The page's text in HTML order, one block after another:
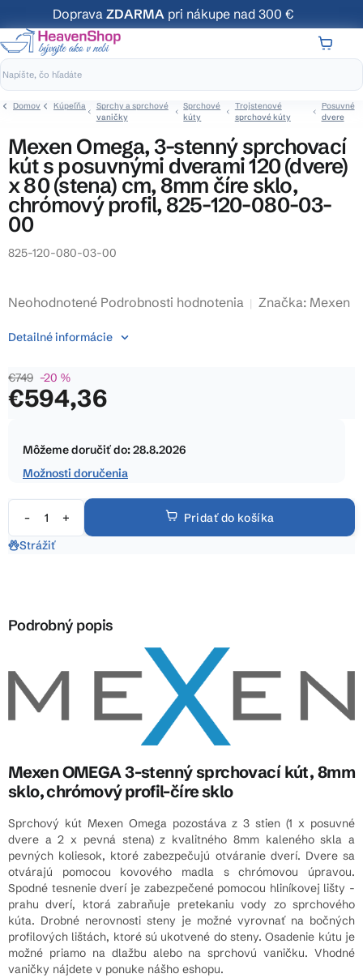
na
obsah
Doprava ZDARMA pri nákupe nad 300 €
Domov Kúpeľňa
Sprchy a sprchové
vaničky
Sprchové
kúty
Trojstenové
sprchové kúty
Posuvné
dvere
Mexen Omega, 3-stenný sprchovací
kút s posuvnými dverami 120 (dvere)
x 80 (stena) cm, 8mm číre sklo,
chrómový profil, 825-120-080-03-
00
825-120-080-03-00
Priemerné
produktu
0,0
z
Neohodnotené Podrobnosti hodnotenia Značka: Mexen
€749 –20 %
€594,36
cena:
Môžeme doručiť do:28.8.2026
Možnosti doručenia
Pridať do košíka
Detailné informácie
Strážiť
Podrobný popis
Mexen OMEGA 3-stenný sprchovací kút, 8mm
sklo, chrómový profil-číre sklo
Sprchový kút Mexen Omega pozostáva z 3 stien (1 x posuvné
dvere a 2 x pevná stena) z kvalitného 8mm kaleného skla a
pevných koliesok, ktoré zabezpečujú otváranie dverí. Dvere sa
otvárajú pomocou kovového madla s chrómovou úpravou.
Spodné tesnenie dverí je zabezpečené pomocou hliníkovej lišty -
prahu dverí, ktorá zabraňuje pretekaniu vody zo sprchového
kúta. Drobné nerovnosti steny je možné vyrovnať na bočných
profilových lištách, ktoré sú ukotvené do steny. Osadenie kútu je
možné priamo na dlažbu alebo na sprchovú vaničku. Vhodné
vaničky nájdete v ponuke nášho eshopu.